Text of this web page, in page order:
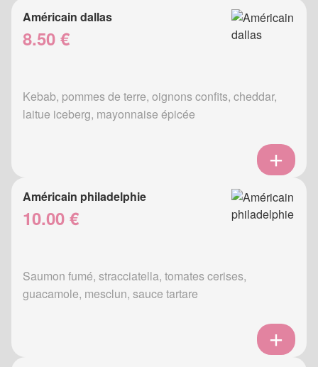
Américain dallas
8.50 €
Kebab, pommes de terre, oignons confits, cheddar,
laitue iceberg, mayonnaise épicée
Américain philadelphie
10.00 €
Saumon fumé, stracciatella, tomates cerises,
guacamole, mesclun, sauce tartare